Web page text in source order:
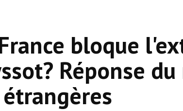
bloque
Réponse